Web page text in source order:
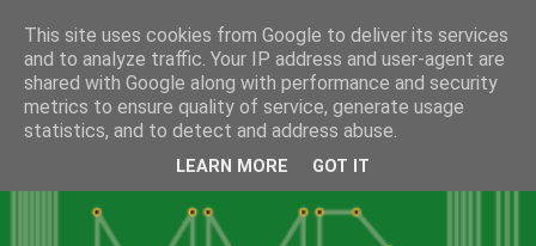
This site uses cookies from Google to deliver its services
and to analyze traffic. Your IP address and user-agent are
shared with Google along with performance and security
metrics to ensure quality of service, generate usage
statistics, and to detect and address abuse.
LEARN MORE GOT IT